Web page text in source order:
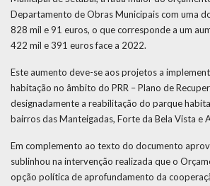
Departamento de Obras Municipais com uma
828 mil e 91 euros, o que corresponde a um
422 mil e 391 euros face a 2022.
Este aumento deve-se aos projetos a
habitação no âmbito do PRR – Plano de
designadamente a reabilitação do parque
bairros das Manteigadas, Forte da Bela Vista e
Em complemento ao texto do documento
sublinhou na intervenção realizada que o
opção política de aprofundamento da